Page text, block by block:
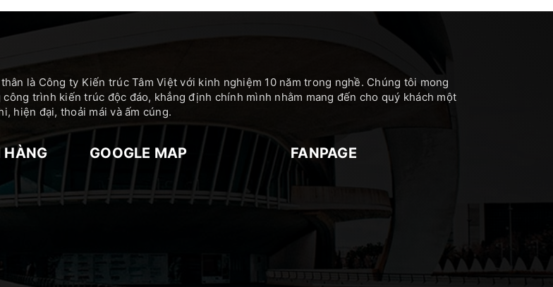
là Công ty Kiến trúc Tâm Việt với kinh nghiệm 10 năm trong nghề. Chúng tôi mong
trình kiến trúc độc đáo, khẳng định chính mình nhằm mang đến cho quý khách một
hiện đại, thoải mái và ấm cúng.
HÀNG GOOGLE MAP FANPAGE